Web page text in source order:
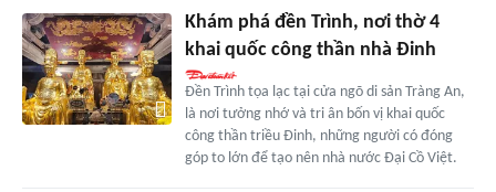
Khám phá đền Trình, nơi thờ 4
khai quốc công thần nhà Đinh
Đền Trình tọa lạc tại cửa ngõ di sản Tràng An,
là nơi tưởng nhớ và tri ân bốn vị khai quốc
công thần triều Đinh, những người có đóng
góp to lớn để tạo nên nhà nước Đại Cồ Việt.